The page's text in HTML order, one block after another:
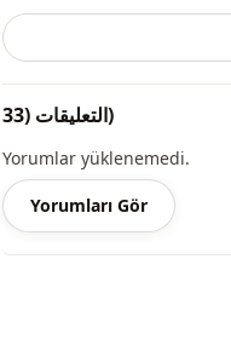
الأحذية والشالات والحقائب
والمجوهرات للزينة).
الموسم
التعليقات (33)
Yorumlar yüklenemedi.
Yorumları Gör